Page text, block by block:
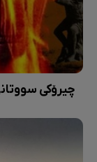
چیرۆکی